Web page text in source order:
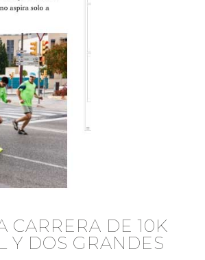
CARRERA DE 10K
Y DOS GRANDES